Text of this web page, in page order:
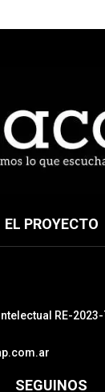
EL PROYECTO
RE-
SEGUINOS